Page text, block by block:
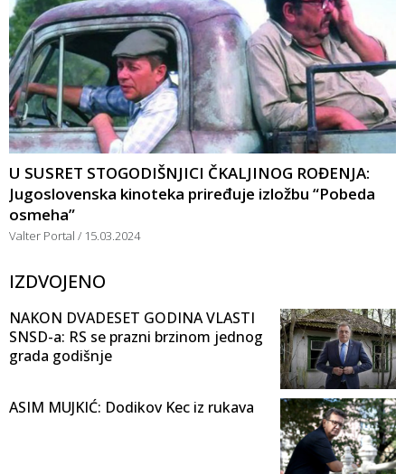
U SUSRET STOGODIŠNJICI ČKALJINOG ROĐENJA:
Jugoslovenska kinoteka priređuje izložbu “Pobeda
osmeha”
Valter Portal 15.03.2024
IZDVOJENO
NAKON DVADESET GODINA VLASTI
SNSD-a: RS se prazni brzinom jednog
grada godišnje
ASIM MUJKIĆ: Dodikov Kec iz rukava